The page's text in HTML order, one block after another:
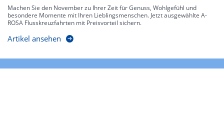
Machen Sie den November zu Ihrer Zeit für Genuss, Wohlgefühl und
besondere Momente mit Ihren Lieblingsmenschen. Jetzt ausgewählte A-
ROSA Flusskreuzfahrten mit Preisvorteil sichern.
Artikel ansehen